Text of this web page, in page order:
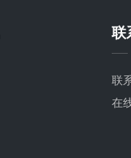
联
联
在